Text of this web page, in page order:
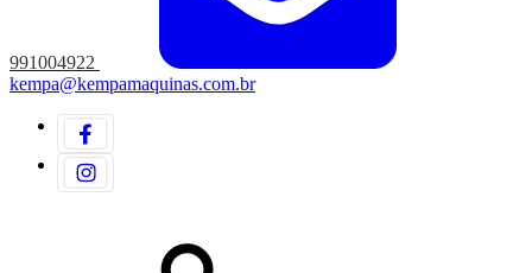
991004922
kempa@kempamaquinas.com.br